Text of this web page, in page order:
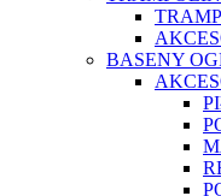
BASENY